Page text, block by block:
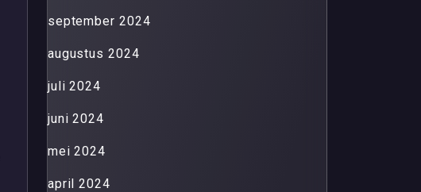
september 2024
augustus 2024
juli 2024
juni 2024
mei 2024
april 2024